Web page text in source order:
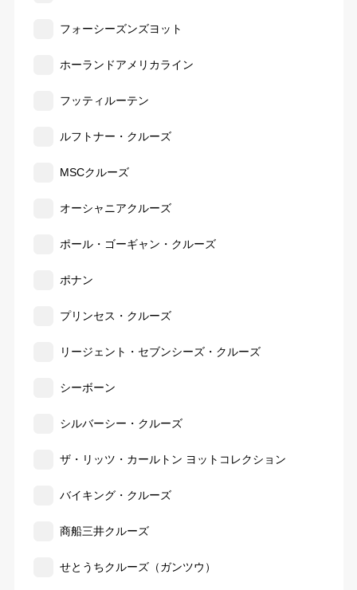
フォーシーズンズヨット
ホーランドアメリカライン
フッティルーテン
ルフトナー・クルーズ
MSCクルーズ
オーシャニアクルーズ
ポール・ゴーギャン・クルーズ
ポナン
プリンセス・クルーズ
リージェント・セブンシーズ・クルーズ
シーボーン
シルバーシー・クルーズ
ザ・リッツ・カールトン ヨットコレクション
バイキング・クルーズ
商船三井クルーズ
せとうちクルーズ（ガンツウ）